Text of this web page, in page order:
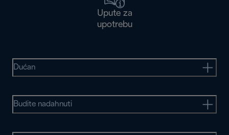
Upute za
upotrebu
Dućan
Budite nadahnuti